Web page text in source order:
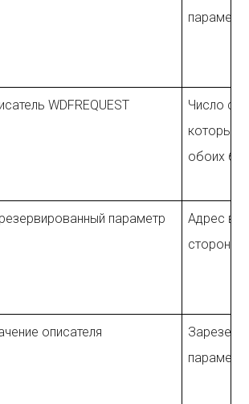
параметр
WDFREQUEST
Число
которые
обоих
параметр
Адрес
стороны
описателя
параметр